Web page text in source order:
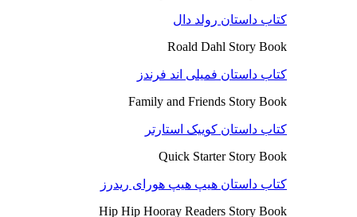
کتاب داستان رولد دال
Roald Dahl Story Book
کتاب داستان فمیلی اند فرندز
Family and Friends Story Book
کتاب داستان کوییک استارتر
Quick Starter Story Book
کتاب داستان هیپ هیپ هورای ریدرز
Hip Hip Hooray Readers Story Book